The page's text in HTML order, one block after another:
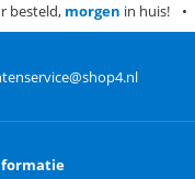
besteld, morgen in huis!